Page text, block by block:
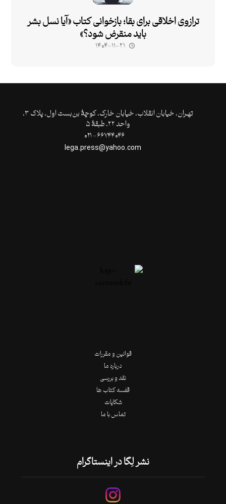
ترازوی اخلاقی برای بقا؛ بازخوانی کتاب «آیا نسل بشر
باید منقرض شود؟»
۱۴۰۴-۱۱-۲۱
تهـران،‌ خیابان انقلاب، خیابان خارک، کوچۀ بن‌بست اول، پلاک ۳،
واحد ۲۲، طبقۀ ۵
قوانین و مقررات
درباره ما
نقد و بررسی
قفسه کتاب ها
شکایات
تماس با ما
نشر لِگا در اینستاگرام